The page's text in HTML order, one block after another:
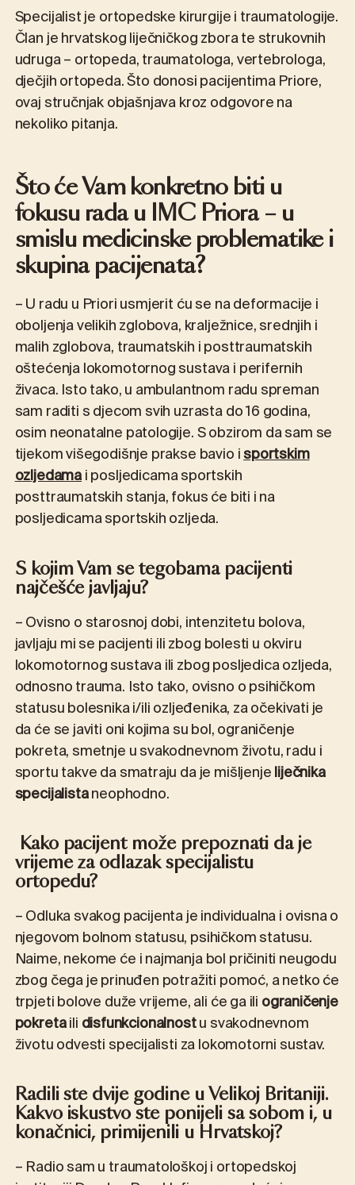
Specijalist je ortopedske kirurgije i traumatologije.
Član je hrvatskog liječničkog zbora te strukovnih
udruga – ortopeda, traumatologa, vertebrologa,
dječjih ortopeda. Što donosi pacijentima Priore,
ovaj stručnjak objašnjava kroz odgovore na
nekoliko pitanja.
Što će Vam konkretno biti u
fokusu rada u IMC Priora – u
smislu medicinske problematike i
skupina pacijenata?
– U radu u Priori usmjerit ću se na deformacije i
oboljenja velikih zglobova, kralježnice, srednjih i
malih zglobova, traumatskih i posttraumatskih
oštećenja lokomotornog sustava i perifernih
živaca. Isto tako, u ambulantnom radu spreman
sam raditi s djecom svih uzrasta do 16 godina,
osim neonatalne patologije. S obzirom da sam se
tijekom višegodišnje prakse bavio isportskim
ozljedamai posljedicama sportskih
posttraumatskih stanja, fokus će biti i na
posljedicama sportskih ozljeda.
S kojim Vam se tegobama pacijenti
najčešće javljaju?
– Ovisno o starosnoj dobi, intenzitetu bolova,
javljaju mi se pacijenti ili zbog bolesti u okviru
lokomotornog sustava ili zbog posljedica ozljeda,
odnosno trauma. Isto tako, ovisno o psihičkom
statusu bolesnika i/ili ozljeđenika, za očekivati je
da će se javiti oni kojima su bol, ograničenje
pokreta, smetnje u svakodnevnom životu, radu i
sportu takve da smatraju da je mišljenjeliječnika
specijalistaneophodno.
Kako pacijent može prepoznati da je
vrijeme za odlazak specijalistu
ortopedu?
– Odluka svakog pacijenta je individualna i ovisna o
njegovom bolnom statusu, psihičkom statusu.
Naime, nekome će i najmanja bol pričiniti neugodu
zbog čega je prinuđen potražiti pomoć, a netko će
trpjeti bolove duže vrijeme, ali će ga iliograničenje
pokretailidisfunkcionalnostu svakodnevnom
životu odvesti specijalisti za lokomotorni sustav.
Radili ste dvije godine u Velikoj Britaniji.
Kakvo iskustvo ste ponijeli sa sobom i, u
konačnici, primijenili u Hrvatskoj?
– Radio sam u traumatološkoj i ortopedskoj